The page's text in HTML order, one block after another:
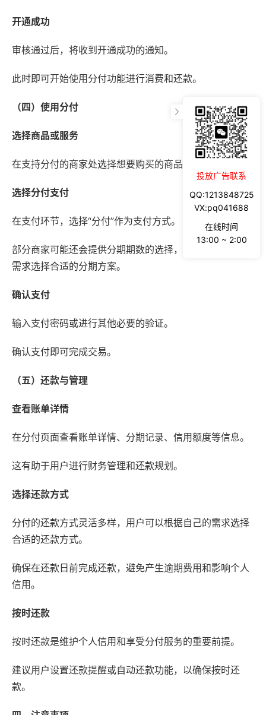
开通成功
审核通过后，将收到开通成功的通知。
此时即可开始使用分付功能进行消费和还款。
（四）使用分付
选择商品或服务
在支持分付的商家处选择想要购买的商品或服务。
选择分付支付
在支付环节，选择“分付”作为支付方式。
部分商家可能还会提供分期期数的选择，可以根据自己的
需求选择合适的分期方案。
确认支付
输入支付密码或进行其他必要的验证。
确认支付即可完成交易。
（五）还款与管理
查看账单详情
在分付页面查看账单详情、分期记录、信用额度等信息。
这有助于用户进行财务管理和还款规划。
选择还款方式
分付的还款方式灵活多样，用户可以根据自己的需求选择
合适的还款方式。
确保在还款日前完成还款，避免产生逾期费用和影响个人
信用。
按时还款
按时还款是维护个人信用和享受分付服务的重要前提。
建议用户设置还款提醒或自动还款功能，以确保按时还
款。
投放广告联系
QQ:1213848725
VX:pq041688
在线时间
13:00 ~ 2:00